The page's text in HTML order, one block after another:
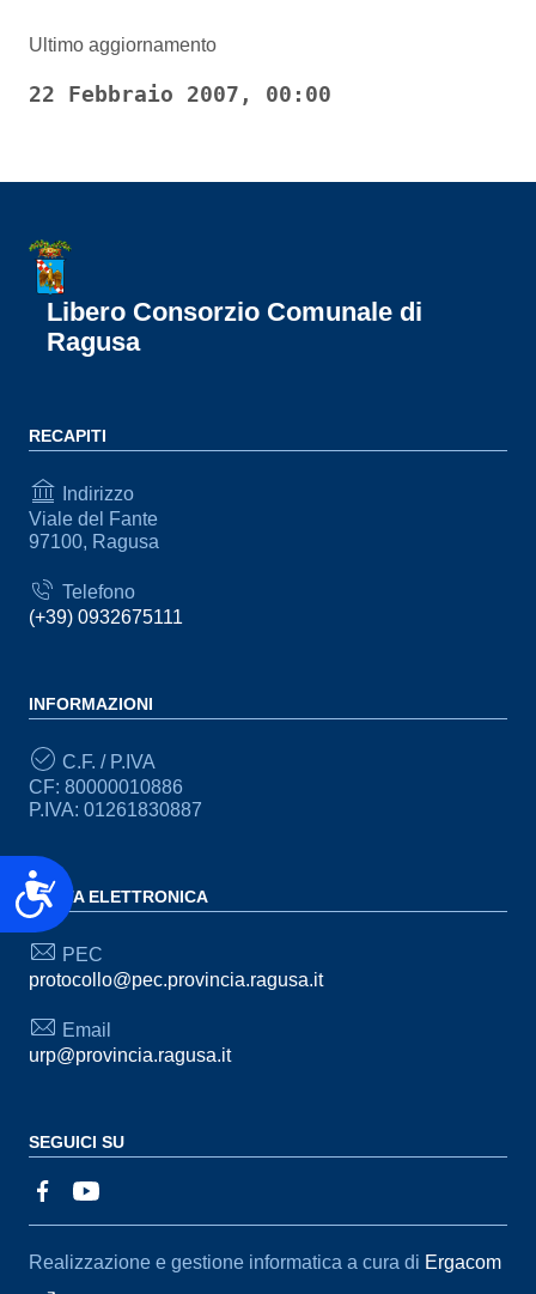
Accessibilità
Ultimo aggiornamento
22 Febbraio 2007, 00:00
Libero Consorzio Comunale di
Ragusa
RECAPITI
Indirizzo
Viale del Fante
97100, Ragusa
Telefono
(+39) 0932675111
INFORMAZIONI
C.F. / P.IVA
CF: 80000010886
P.IVA: 01261830887
POSTA ELETTRONICA
PEC
protocollo@pec.provincia.ragusa.it
Email
urp@provincia.ragusa.it
SEGUICI SU
Sezione Link Utili
Realizzazione e gestione informatica a cura di Ergacom